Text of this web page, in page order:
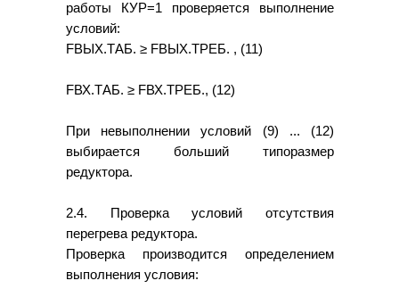
работы КУР=1 проверяется выполнение
условий:
FВЫХ.ТАБ. ≥ FВЫХ.ТРЕБ. , (11)
FВХ.ТАБ. ≥ FВХ.ТРЕБ., (12)
При невыполнении условий (9) ... (12)
выбирается больший типоразмер
редуктора.
2.4. Проверка условий отсутствия
перегрева редуктора.
Проверка производится определением
выполнения условия: